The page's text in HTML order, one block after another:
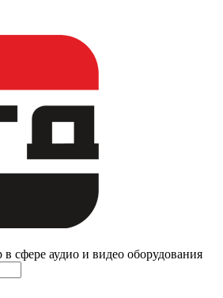
сфере аудио и видео оборудования